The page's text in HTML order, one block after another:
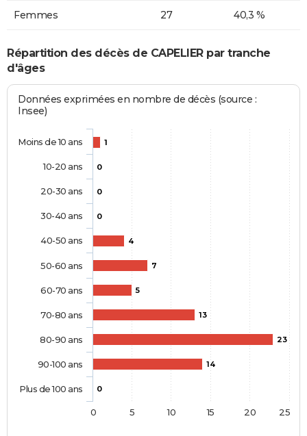
Femmes 27 40,3 %
Répartition des décès de CAPELIER par tranche
d'âges
Données exprimées en nombre de décès (source :
Insee)
1
0
0
0
4
7
5
13
23
14
0
Moins de 10 ans
10-20 ans
20-30 ans
30-40 ans
40-50 ans
50-60 ans
60-70 ans
70-80 ans
80-90 ans
90-100 ans
Plus de 100 ans
0 5 10 15 20 25